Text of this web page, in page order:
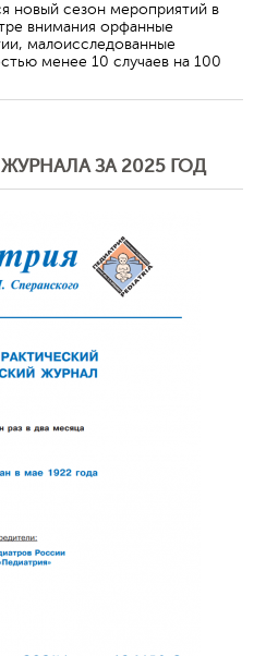
новый сезон мероприятий в
внимания орфанные
малоисследованные
менее 10 случаев на 100
ЗА 2025 ГОД